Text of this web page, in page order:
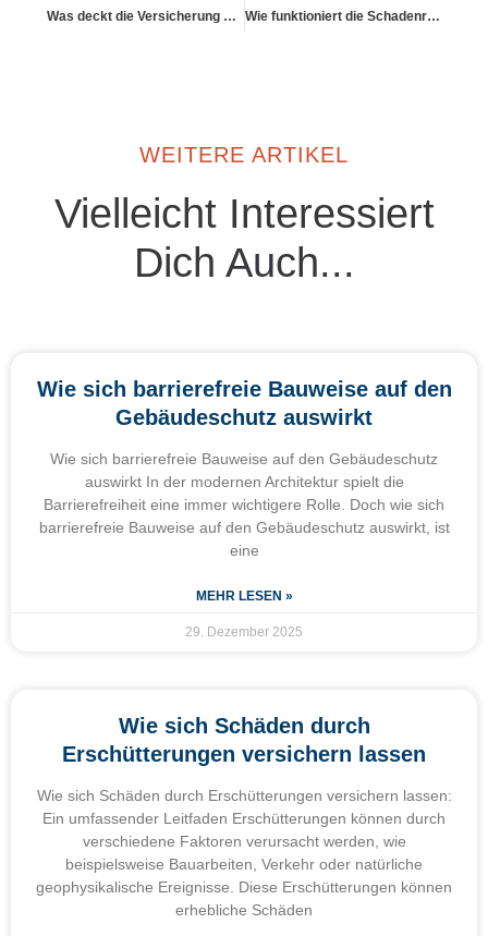
Was deckt die Versicherung bei Frostschäden Wie funktioniert die Schadenregulierung in der Praxis
WEITERE ARTIKEL
Vielleicht Interessiert
Dich Auch...
Wie sich barrierefreie Bauweise auf den
Gebäudeschutz auswirkt
Wie sich barrierefreie Bauweise auf den Gebäudeschutz
auswirkt In der modernen Architektur spielt die
Barrierefreiheit eine immer wichtigere Rolle. Doch wie sich
barrierefreie Bauweise auf den Gebäudeschutz auswirkt, ist
eine
MEHR LESEN »
29. Dezember 2025
Wie sich Schäden durch
Erschütterungen versichern lassen
Wie sich Schäden durch Erschütterungen versichern lassen:
Ein umfassender Leitfaden Erschütterungen können durch
verschiedene Faktoren verursacht werden, wie
beispielsweise Bauarbeiten, Verkehr oder natürliche
geophysikalische Ereignisse. Diese Erschütterungen können
erhebliche Schäden